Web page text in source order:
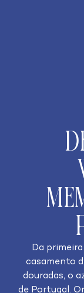
Da
casamento
douradas, o
de Portugal.